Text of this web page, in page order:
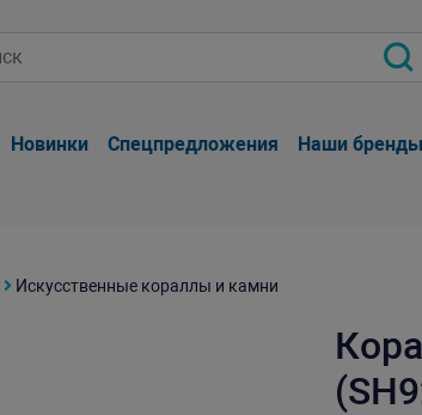
Новинки Спецпредложения Наши бренды
Искусственные кораллы и камни